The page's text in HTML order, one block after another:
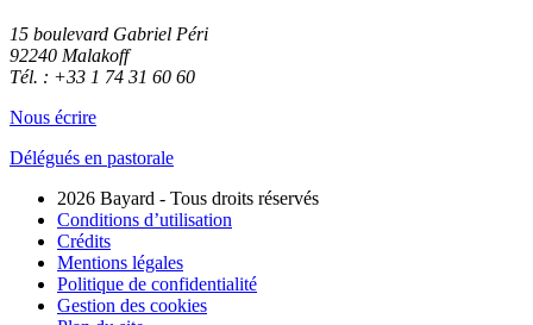
15 boulevard Gabriel Péri
92240 Malakoff
Tél. : +33 1 74 31 60 60
Nous écrire
Délégués en pastorale
2026 Bayard - Tous droits réservés
Conditions d’utilisation
Crédits
Mentions légales
Politique de confidentialité
Gestion des cookies